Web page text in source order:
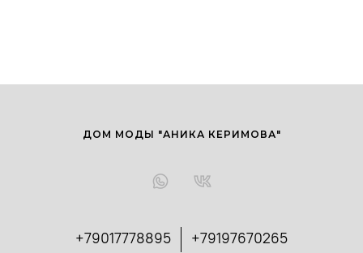
+79017778895
+79197670265
ДОМ МОДЫ "АНИКА КЕРИМОВА"